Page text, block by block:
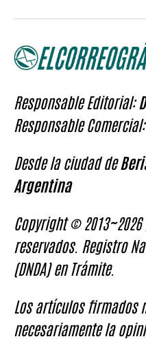
Responsable Editorial:
Responsable Comercial:
Desde la ciudad de
Argentina
Copyright ©
reservados. Registro
(DNDA) en Trámite.
Los artículos firmados
necesariamente la